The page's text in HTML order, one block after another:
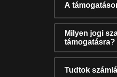
A
Milyen jogi
támogatásra?
Tudtok